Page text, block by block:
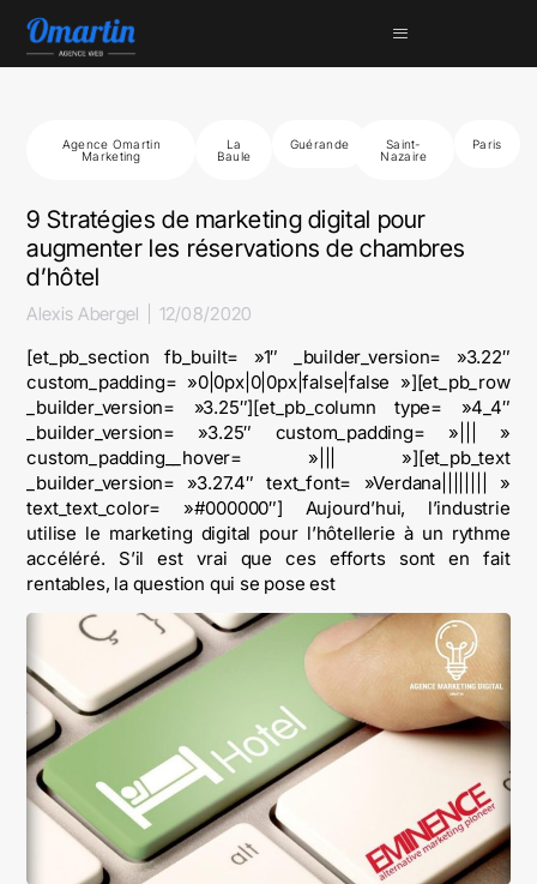
Agence Omartin
Marketing
La
Baule
Guérande
Saint-
Nazaire
Paris
9 Stratégies de marketing digital pour
augmenter les réservations de chambres
d’hôtel
Alexis Abergel
12/08/2020
[et_pb_section fb_built= »1″ _builder_version= »3.22″
custom_padding= »0|0px|0|0px|false|false »][et_pb_row
_builder_version= »3.25″][et_pb_column type= »4_4″
_builder_version= »3.25″ custom_padding= »||| »
custom_padding__hover= »||| »][et_pb_text
_builder_version= »3.27.4″ text_font= »Verdana|||||||| »
text_text_color= »#000000″] Aujourd’hui, l’industrie
utilise le marketing digital pour l’hôtellerie à un rythme
accéléré. S’il est vrai que ces efforts sont en fait
rentables, la question qui se pose est